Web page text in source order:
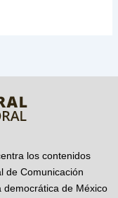
los contenidos
de Comunicación
democrática de México